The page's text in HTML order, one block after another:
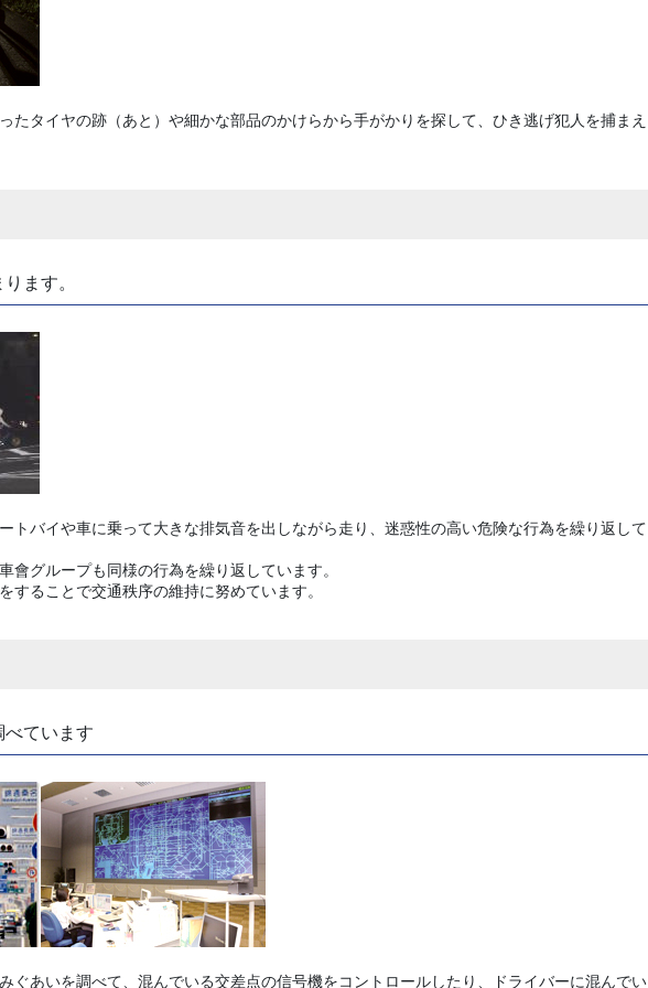
たタイヤの跡（あと）や細かな部品のかけらから手がかりを探して、ひき逃げ犯人を捕まえ
ます。
トバイや車に乗って大きな排気音を出しながら走り、迷惑性の高い危険な行為を繰り返して
會グループも同様の行為を繰り返しています。
することで交通秩序の維持に努めています。
ています
ぐあいを調べて、混んでいる交差点の信号機をコントロールしたり、ドライバーに混んでい